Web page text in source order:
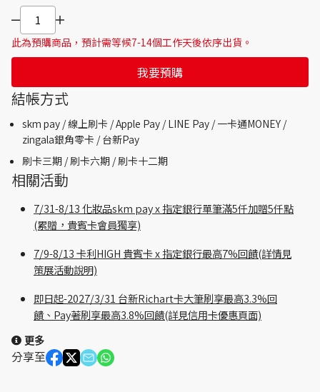
此為預購商品，預計需等候7-14個工作天後依序出貨。
我要預購
結帳方式
skm pay /線上刷卡 / Apple Pay /LINE Pay / 一卡通MONEY /
zingala銀角零卡 /台新Pay
刷卡三期 /刷卡六期 /刷卡十二期
相關活動
7/31-8/13 化妝品skm pay x 指定銀行單筆滿5仟加贈5仟點
(累贈，貴賓卡會員獨享)
7/9-8/13 卡利HIGH 貴賓卡 x 指定銀行最高7%回饋(詳情見
策展活動說明)
即日起-2027/3/31 台新Richart卡大筆刷享最高3.3%回
饋、Pay著刷享最高3.8%回饋(詳見信用卡優惠頁面)
更多
分享至